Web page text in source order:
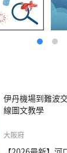
伊丹機場到難波
線圖文教學
大阪府